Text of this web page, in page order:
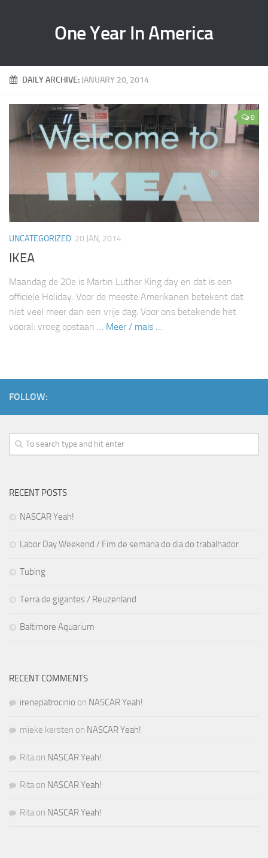
One Year In America
DAILY ARCHIVE: JANUARY 20, 2014
8
UNCATEGORIZED 20 JAN, 2014
IKEA
Maandag de 20e is Martin Luther King day en dat is een
officiele Holiday. Voor de meeste Amerikanen betekent dat
niet veel meer dan een vrije dag. Voor ons betekende het
vooral: vroeg opstaan … Meer / mais …
FOLLOW:
RECENT POSTS
NASCAR Yeah!
Labor Day Weekend / Fim de semana do dia do trabalhador
Tubing
Terra de gigantes / Reuzenland
Baltimore Aquarium
RECENT COMMENTS
irenepatrocinio on NASCAR Yeah!
mieke kersten on NASCAR Yeah!
Rita on NASCAR Yeah!
Rita on NASCAR Yeah!
Rita on NASCAR Yeah!